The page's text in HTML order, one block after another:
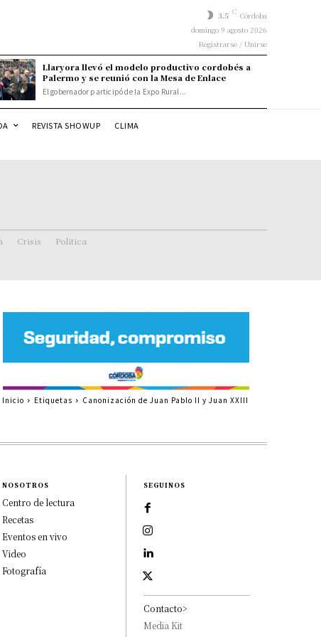
3.5 C Córdoba
domingo 9 agosto 2026
Registrarse / Unirse
Llaryora llevó el modelo productivo cordobés a
Palermo y se reunió con la Mesa de Enlace
El gobernador participó de la Expo Rural...
REVISTA SHOWUP CLIMA
Crisis Politica
Inicio Etiquetas Canonización de Juan Pablo II y Juan XXIII
NOSOTROS
Centro de lectura
Recetas
Eventos en vivo
Video
Fotografía
SEGUINOS
Contacto>
Media Kit